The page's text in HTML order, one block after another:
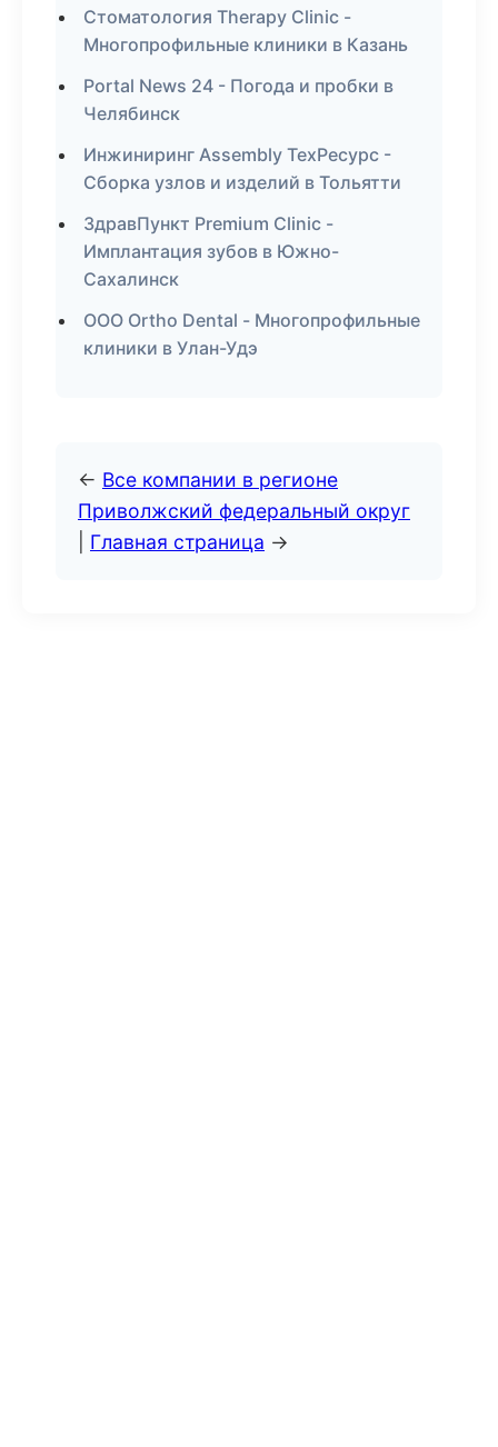
Стоматология Therapy Clinic -
Многопрофильные клиники в Казань
Portal News 24 - Погода и пробки в
Челябинск
Инжиниринг Assembly ТехРесурс -
Сборка узлов и изделий в Тольятти
ЗдравПункт Premium Clinic -
Имплантация зубов в Южно-
Сахалинск
ООО Ortho Dental - Многопрофильные
клиники в Улан-Удэ
← Все компании в регионе
Приволжский федеральный округ
Главная страница →